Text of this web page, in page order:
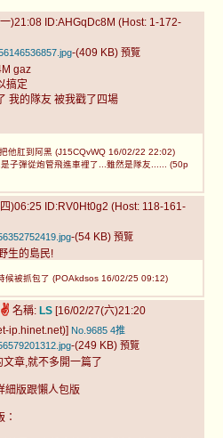
)21:08 ID:AHGqDc8M (Host: 1-172-
-(409 KB) 預覽
gaz
搞定
我的隊友 被我戳了四場
他肛到阿黑 (J15CQvWQ 16/02/22 22:02)
子彈從炮管飛進車裡了...雖然是隊友...... (50p
)06:25 ID:RV0Ht0g2 (Host: 118-161-
-(54 KB) 預覽
生的島民!
候被抓包了 (POAkdsos 16/02/25 09:12)
名稱: LS [16/02/27(六)21:20
ip.hinet.net)] No.9685 4推
-(249 KB) 預覽
章,就不多開一篇了
細版跟懶人包版